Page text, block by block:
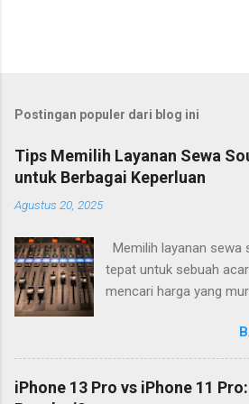
Postingan populer dari blog ini
Tips Memilih Layanan Sewa
untuk Berbagai Keperluan
Agustus 20, 2025
Memilih layanan sewa
tepat untuk sebuah
mencari harga yang
berjalan lancar dengan
memadai. Salah satu
menyesuaikan sistem
iPhone 13 Pro vs iPhone 11